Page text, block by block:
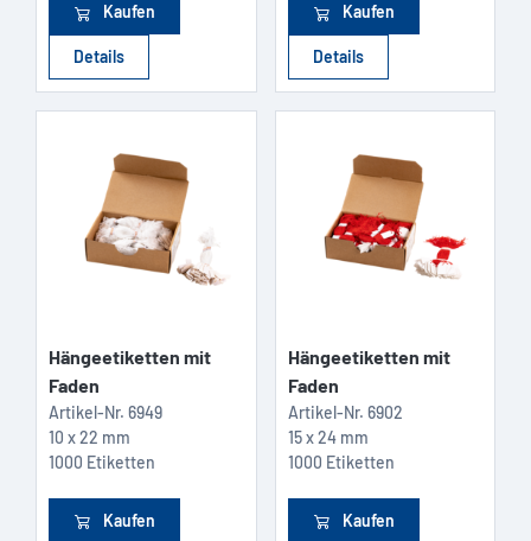
Kaufen
Details
Kaufen
Details
Hängeetiketten mit
Faden
Artikel-Nr. 6949
10 x 22 mm
1000 Etiketten
Kaufen
Hängeetiketten mit
Faden
Artikel-Nr. 6902
15 x 24 mm
1000 Etiketten
Kaufen